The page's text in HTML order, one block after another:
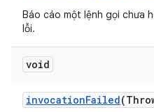
Báo cáo một lệnh gọi chưa
lỗi.
void
invocationFailed